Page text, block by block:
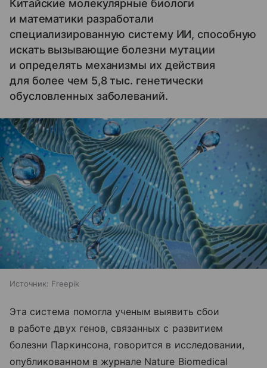
Китайские молекулярные биологи
и математики разработали
специализированную систему ИИ, способную
искать вызывающие болезни мутации
и определять механизмы их действия
для более чем 5,8 тыс. генетически
обусловленных заболеваний.
Источник: Freepik
Эта система помогла ученым выявить сбои
в работе двух генов, связанных с развитием
болезни Паркинсона, говорится в исследовании,
опубликованном в журнале Nature Biomedical